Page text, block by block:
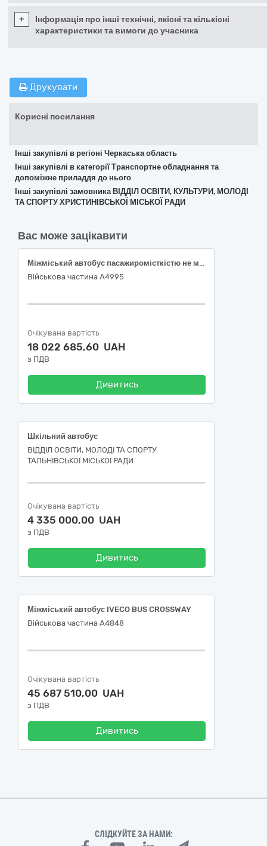
+
Інформація про інші технічні, якісні та кількісні
характеристики та вимоги до учасника
Друкувати
Корисні посилання
Інші закупівлі в регіоні Черкаська область
Інші закупівлі в категорії Транспортне обладнання та
допоміжне приладдя до нього
Інші закупівлі замовника ВІДДІЛ ОСВІТИ, КУЛЬТУРИ, МОЛОДІ
ТА СПОРТУ ХРИСТИНІВСЬКОЇ МІСЬКОЇ РАДИ
Вас може зацікавити
Міжміський автобус пасажиромісткістю не менше 63 особи
Військова частина А4995
Очікувана вартість
18 022 685,60 UAH
з ПДВ
Дивитись
Шкільний автобус
ВІДДІЛ ОСВІТИ, МОЛОДІ ТА СПОРТУ
ТАЛЬНІВСЬКОЇ МІСЬКОЇ РАДИ
Очікувана вартість
4 335 000,00 UAH
з ПДВ
Дивитись
Міжміський автобус IVECO BUS CROSSWAY
Військова частина А4848
Очікувана вартість
45 687 510,00 UAH
з ПДВ
Дивитись
СЛІДКУЙТЕ ЗА НАМИ: